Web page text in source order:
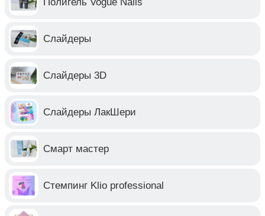
Слайдеры
Слайдеры 3D
Слайдеры ЛакШери
Смарт мастер
Стемпинг Klio professional